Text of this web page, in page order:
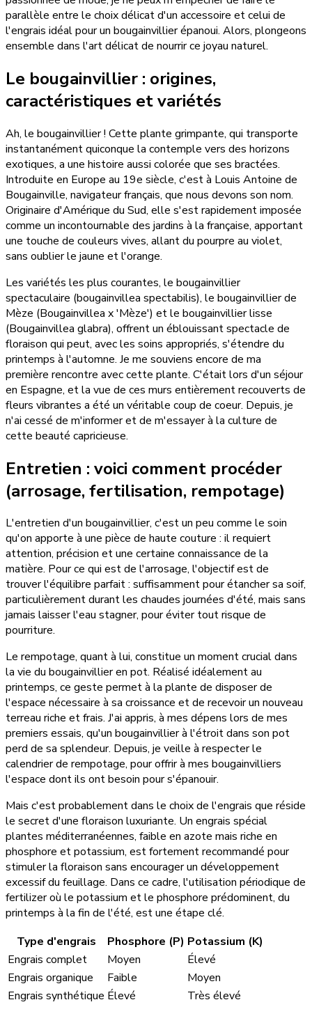
parallèle entre le choix délicat d'un accessoire et celui de
l'engrais idéal pour un bougainvillier épanoui. Alors, plongeons
ensemble dans l'art délicat de nourrir ce joyau naturel.
Le bougainvillier : origines,
caractéristiques et variétés
Ah, le bougainvillier ! Cette plante grimpante, qui transporte
instantanément quiconque la contemple vers des horizons
exotiques, a une histoire aussi colorée que ses bractées.
Introduite en Europe au 19e siècle, c'est à Louis Antoine de
Bougainville, navigateur français, que nous devons son nom.
Originaire d'Amérique du Sud, elle s'est rapidement imposée
comme un incontournable des jardins à la française, apportant
une touche de couleurs vives, allant du pourpre au violet,
sans oublier le jaune et l'orange.
Les variétés les plus courantes, le bougainvillier
spectaculaire (bougainvillea spectabilis), le bougainvillier de
Mèze (Bougainvillea x 'Mèze') et le bougainvillier lisse
(Bougainvillea glabra), offrent un éblouissant spectacle de
floraison qui peut, avec les soins appropriés, s'étendre du
printemps à l'automne. Je me souviens encore de ma
première rencontre avec cette plante. C'était lors d'un séjour
en Espagne, et la vue de ces murs entièrement recouverts de
fleurs vibrantes a été un véritable coup de coeur. Depuis, je
n'ai cessé de m'informer et de m'essayer à la culture de
cette beauté capricieuse.
Entretien : voici comment procéder
(arrosage, fertilisation, rempotage)
L'entretien d'un bougainvillier, c'est un peu comme le soin
qu'on apporte à une pièce de haute couture : il requiert
attention, précision et une certaine connaissance de la
matière. Pour ce qui est de l'arrosage, l'objectif est de
trouver l'équilibre parfait : suffisamment pour étancher sa soif,
particulièrement durant les chaudes journées d'été, mais sans
jamais laisser l'eau stagner, pour éviter tout risque de
pourriture.
Le rempotage, quant à lui, constitue un moment crucial dans
la vie du bougainvillier en pot. Réalisé idéalement au
printemps, ce geste permet à la plante de disposer de
l'espace nécessaire à sa croissance et de recevoir un nouveau
terreau riche et frais. J'ai appris, à mes dépens lors de mes
premiers essais, qu'un bougainvillier à l'étroit dans son pot
perd de sa splendeur. Depuis, je veille à respecter le
calendrier de rempotage, pour offrir à mes bougainvilliers
l'espace dont ils ont besoin pour s'épanouir.
Mais c'est probablement dans le choix de l'engrais que réside
le secret d'une floraison luxuriante. Un engrais spécial
plantes méditerranéennes, faible en azote mais riche en
phosphore et potassium, est fortement recommandé pour
stimuler la floraison sans encourager un développement
excessif du feuillage. Dans ce cadre, l'utilisation périodique de
fertilizer où le potassium et le phosphore prédominent, du
printemps à la fin de l'été, est une étape clé.
Type d'engrais
Phosphore (P) Potassium (K)
Engrais complet
Moyen
Élevé
Engrais organique
Faible
Moyen
Engrais synthétique Élevé
Très élevé